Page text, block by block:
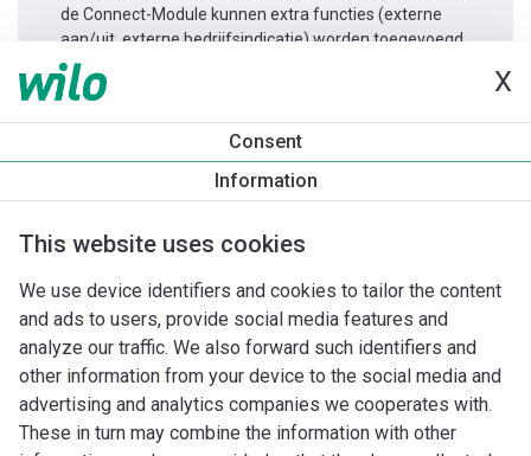
X
Consent
Information
This website uses cookies
We use device identifiers and cookies to tailor the content
and ads to users, provide social media features and
analyze our traffic. We also forward such identifiers and
other information from your device to the social media and
advertising and analytics companies we cooperates with.
These in turn may combine the information with other
de Connect-Module kunnen extra functies (externe
aan/uit, externe bedrijfsindicatie) worden toegevoegd.
Productinformatie
Yonos MAXO-D 80/0,5-12 PN6